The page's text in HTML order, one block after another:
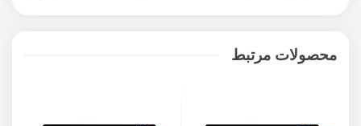
محصولات مرتبط